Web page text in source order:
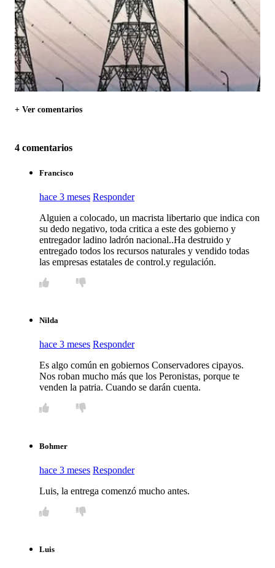
+ Ver comentarios
4 comentarios
Francisco
hace 3 meses Responder
Alguien a colocado, un macrista libertario que indica con
su dedo negativo, toda critica a este des gobierno y
entregador ladino ladrón nacional..Ha destruido y
entregado todos los recursos naturales y vendido todas
las empresas estatales de control.y regulación.
Nilda
hace 3 meses Responder
Es algo común en gobiernos Conservadores cipayos.
Nos roban mucho más que los Peronistas, porque te
venden la patria. Cuando se darán cuenta.
Bohmer
hace 3 meses Responder
Luis, la entrega comenzó mucho antes.
Luis